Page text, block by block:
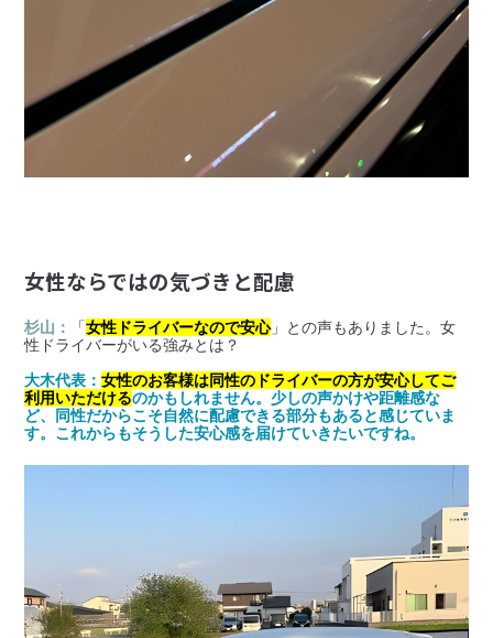
女性ならではの気づきと配慮
杉山： 「女性ドライバーなので安心」との声もありました。女
性ドライバーがいる強みとは？
大木代表：女性のお客様は同性のドライバーの方が安心してご
利用いただけるのかもしれません。少しの声かけや距離感な
ど、同性だからこそ自然に配慮できる部分もあると感じていま
す。これからもそうした安心感を届けていきたいですね。